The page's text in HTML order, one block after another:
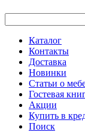
Каталог
Контакты
Доставка
Новинки
Статьи о
Гостевая
Акции
Купить в
Поиск